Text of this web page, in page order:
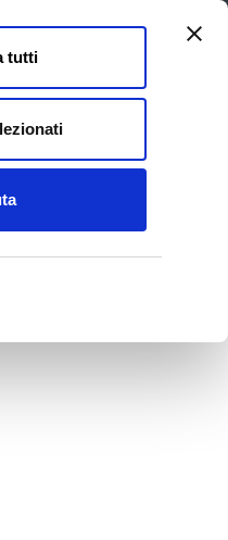
tutti
Seguici su Pagina